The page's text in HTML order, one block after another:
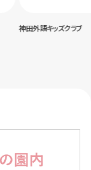
神田外語キッズクラブ